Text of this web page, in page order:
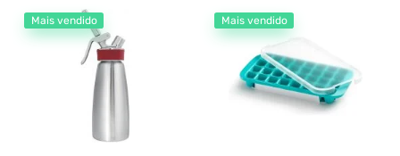
Mais vendido Mais vendido